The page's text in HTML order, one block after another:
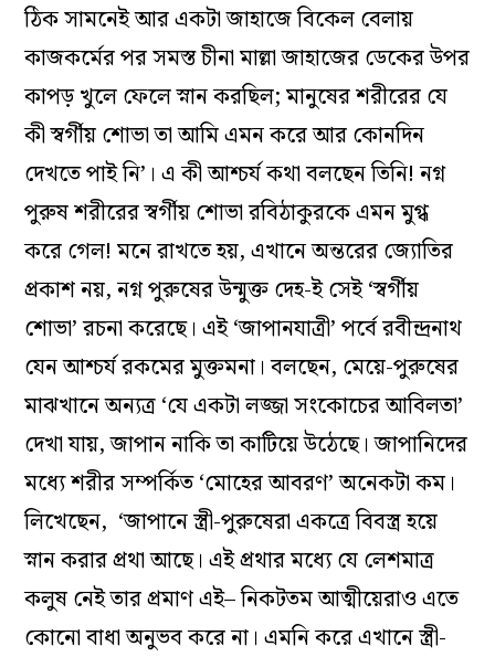
ঠিক সামনেই আর একটা জাহাজে বিকেল বেলায়
কাজকর্মের পর সমস্ত চীনা মাল্লা জাহাজের ডেকের উপর
কাপড় খুলে ফেলে স্নান করছিল; মানুষের শরীরের যে
কী স্বর্গীয় শোভা তা আমি এমন করে আর কোনদিন
দেখতে পাই নি’। এ কী আশ্চর্য কথা বলছেন তিনি! নগ্ন
পুরুষ শরীরের স্বর্গীয় শোভা রবিঠাকুরকে এমন মুগ্ধ
করে গেল! মনে রাখতে হয়, এখানে অন্তরের জ্যোতির
প্রকাশ নয়, নগ্ন পুরুষের উন্মুক্ত দেহ-ই সেই ‘স্বর্গীয়
শোভা’ রচনা করেছে। এই ‘জাপানযাত্রী’ পর্বে রবীন্দ্রনাথ
যেন আশ্চর্য রকমের মুক্তমনা। বলছেন, মেয়ে-পুরুষের
মাঝখানে অন্যত্র ‘যে একটা লজ্জা সংকোচের আবিলতা’
দেখা যায়, জাপান নাকি তা কাটিয়ে উঠেছে। জাপানিদের
মধ্যে শরীর সম্পর্কিত ‘মোহের আবরণ’ অনেকটা কম।
লিখেছেন, ‘জাপানে স্ত্রী-পুরুষেরা একত্রে বিবস্ত্র হয়ে
স্নান করার প্রথা আছে। এই প্রথার মধ্যে যে লেশমাত্র
কলুষ নেই তার প্রমাণ এই– নিকটতম আত্মীয়েরাও এতে
কোনো বাধা অনুভব করে না। এমনি করে এখানে স্ত্রী-